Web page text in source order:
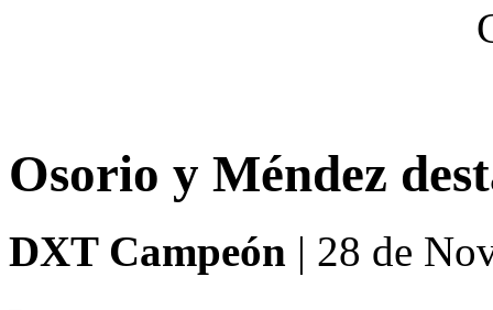
Osorio y Méndez
DXT Campeón | 28 de